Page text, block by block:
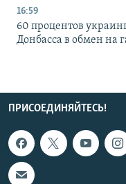
16:59
60 процентов
Донбасса в обмен на
ПРИСОЕДИНЯЙТЕСЬ!